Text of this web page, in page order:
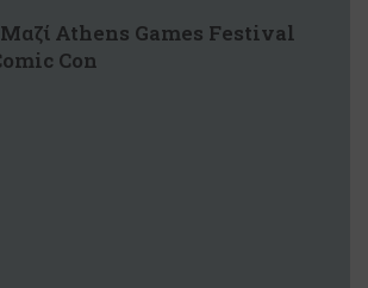
Athens Games Festival
Con